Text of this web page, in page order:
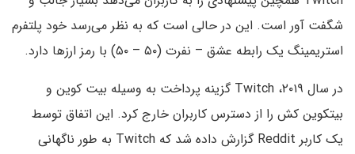
شگفت آور است. این در حالی است که به نظر می‌رسد خود پلتفرم
استریمینگ یک رابطه عشق – نفرت (۵۰ – ۵۰) با رمز ارزها دارد.
در سال ۲۰۱۹، Twitch گزینه پرداخت به وسیله بیت کوین و
بیتکوین کش را از دسترس کاربران خارج کرد. این اتفاق توسط
یک کاربر Reddit گزارش داده شد که Twitch به طور ناگهانی